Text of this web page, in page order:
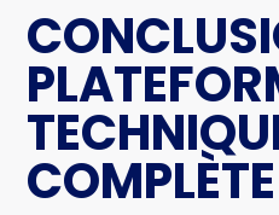
COMPLÈTE